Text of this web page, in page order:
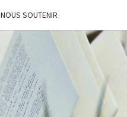
NOUS SOUTENIR